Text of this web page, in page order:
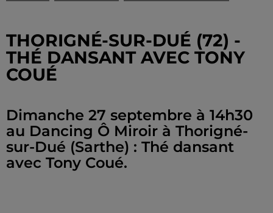
THORIGNÉ-SUR-DUÉ (72) -
THÉ DANSANT AVEC TONY
COUÉ
Dimanche 27 septembre à 14h30
au Dancing Ô Miroir à Thorigné-
sur-Dué (Sarthe) : Thé dansant
avec Tony Coué.